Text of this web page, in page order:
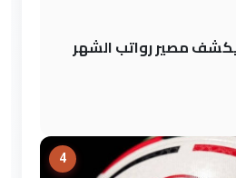
مصير رواتب الشهر
4